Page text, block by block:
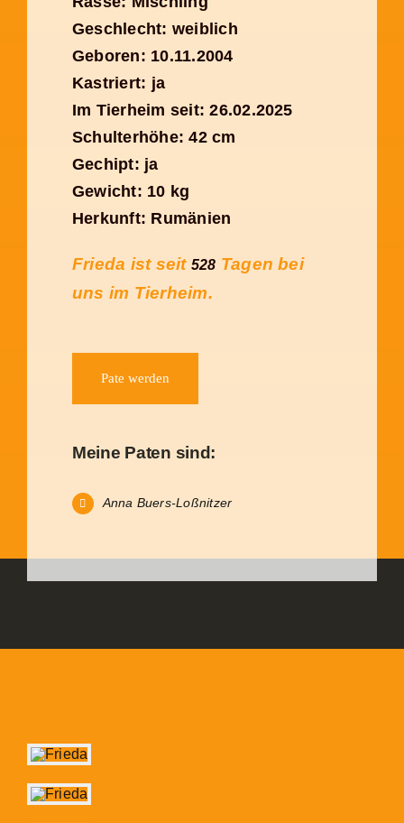
Geschlecht: weiblich
Geboren: 10.11.2004
Kastriert: ja
Im Tierheim seit: 26.02.2025
Schulterhöhe: 42 cm
Gechipt: ja
Gewicht: 10 kg
Herkunft: Rumänien
Frieda ist seit 528 Tagen bei
uns im Tierheim.
Pate werden
Meine Paten sind:
Anna Buers-Loßnitzer